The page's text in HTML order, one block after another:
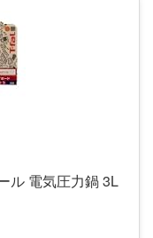
ル 電気圧力鍋 3L